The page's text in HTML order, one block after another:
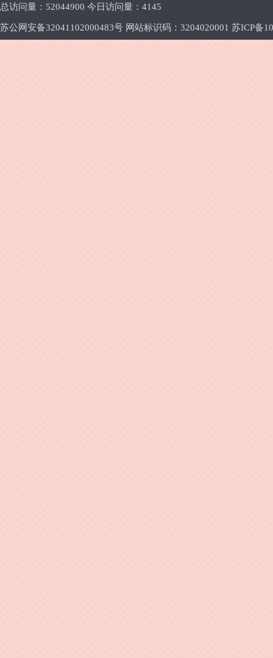
总访问量： 52044900 今日访问量： 4145
苏公网安备32041102000483号 网站标识码：3204020001 苏ICP备